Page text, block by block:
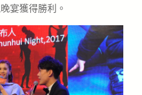
宴獲得勝利。